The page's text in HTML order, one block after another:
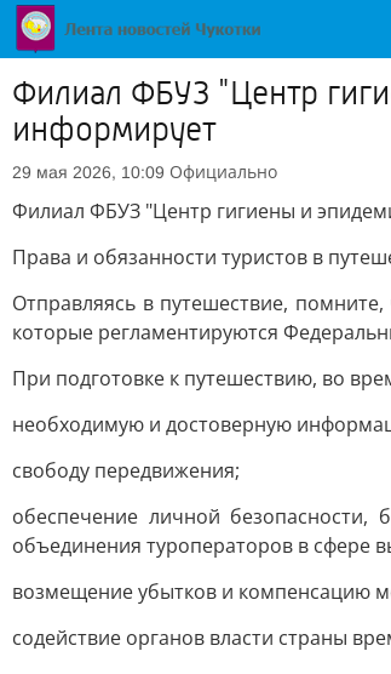
Филиал ФБУЗ "Центр
информирует
29 мая 2026, 10:09 Официально
Филиал ФБУЗ "Центр гигиены и
Права и обязанности туристов в
Отправляясь в путешествие,
которые регламентируются
При подготовке к путешествию, во
необходимую и достоверную
свободу передвижения;
обеспечение личной безопасности,
объединения туроператоров в сфере
возмещение убытков и компенсацию
содействие органов власти страны